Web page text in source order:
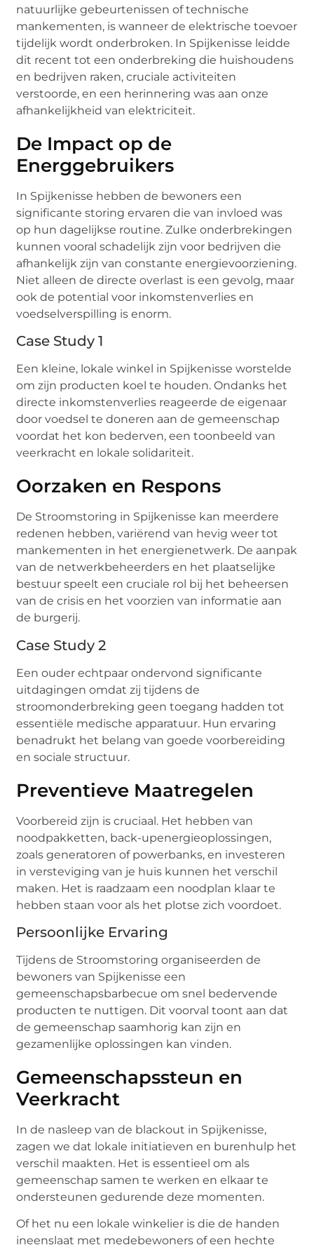
natuurlijke gebeurtenissen of technische
mankementen, is wanneer de elektrische toevoer
tijdelijk wordt onderbroken. In Spijkenisse leidde
dit recent tot een onderbreking die huishoudens
en bedrijven raken, cruciale activiteiten
verstoorde, en een herinnering was aan onze
afhankelijkheid van elektriciteit.
De Impact op de
Energgebruikers
In Spijkenisse hebben de bewoners een
significante storing ervaren die van invloed was
op hun dagelijkse routine. Zulke onderbrekingen
kunnen vooral schadelijk zijn voor bedrijven die
afhankelijk zijn van constante energievoorziening.
Niet alleen de directe overlast is een gevolg, maar
ook de potential voor inkomstenverlies en
voedselverspilling is enorm.
Case Study 1
Een kleine, lokale winkel in Spijkenisse worstelde
om zijn producten koel te houden. Ondanks het
directe inkomstenverlies reageerde de eigenaar
door voedsel te doneren aan de gemeenschap
voordat het kon bederven, een toonbeeld van
veerkracht en lokale solidariteit.
Oorzaken en Respons
De Stroomstoring in Spijkenisse kan meerdere
redenen hebben, variërend van hevig weer tot
mankementen in het energienetwerk. De aanpak
van de netwerkbeheerders en het plaatselijke
bestuur speelt een cruciale rol bij het beheersen
van de crisis en het voorzien van informatie aan
de burgerij.
Case Study 2
Een ouder echtpaar ondervond significante
uitdagingen omdat zij tijdens de
stroomonderbreking geen toegang hadden tot
essentiële medische apparatuur. Hun ervaring
benadrukt het belang van goede voorbereiding
en sociale structuur.
Preventieve Maatregelen
Voorbereid zijn is cruciaal. Het hebben van
noodpakketten, back-upenergieoplossingen,
zoals generatoren of powerbanks, en investeren
in versteviging van je huis kunnen het verschil
maken. Het is raadzaam een noodplan klaar te
hebben staan voor als het plotse zich voordoet.
Persoonlijke Ervaring
Tijdens de Stroomstoring organiseerden de
bewoners van Spijkenisse een
gemeenschapsbarbecue om snel bedervende
producten te nuttigen. Dit voorval toont aan dat
de gemeenschap saamhorig kan zijn en
gezamenlijke oplossingen kan vinden.
Gemeenschapssteun en
Veerkracht
In de nasleep van de blackout in Spijkenisse,
zagen we dat lokale initiatieven en burenhulp het
verschil maakten. Het is essentieel om als
gemeenschap samen te werken en elkaar te
ondersteunen gedurende deze momenten.
Of het nu een lokale winkelier is die de handen
ineenslaat met medebewoners of een hechte